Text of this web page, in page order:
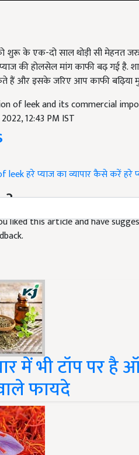
शुरू के एक-दो साल थोड़ी सी मेहनत
की होलसेल मांग काफी बढ़ गई है.
हैं और इसके जरिए आप काफी बढ़िया
of leek and its commercial
12:43 PM IST
में भी टॉप पर है
फायदे